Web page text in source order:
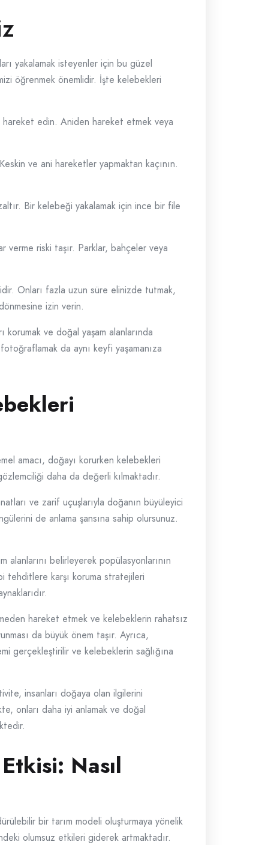
yakalamak isteyenler için bu güzel
öğrenmek önemlidir. İşte kelebekleri
hareket edin. Aniden hareket etmek veya
ve ani hareketler yapmaktan kaçının.
Bir kelebeği yakalamak için ince bir file
verme riski taşır. Parklar, bahçeler veya
Onları fazla uzun süre elinizde tutmak,
izin verin.
ve doğal yaşam alanlarında
da aynı keyfi yaşamanıza
amacı, doğayı korurken kelebekleri
daha da değerli kılmaktadır.
ve zarif uçuşlarıyla doğanın büyüleyici
de anlama şansına sahip olursunuz.
belirleyerek popülasyonlarının
tehditlere karşı koruma stratejileri
hareket etmek ve kelebeklerin rahatsız
da büyük önem taşır. Ayrıca,
gerçekleştirilir ve kelebeklerin sağlığına
insanları doğaya olan ilgilerini
onları daha iyi anlamak ve doğal
Nasıl
bir tarım modeli oluşturmaya yönelik
olumsuz etkileri giderek artmaktadır.